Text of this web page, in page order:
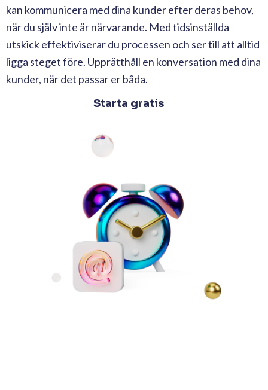
kan kommunicera med dina kunder efter deras behov,
när du själv inte är närvarande. Med tidsinställda
utskick effektiviserar du processen och ser till att alltid
ligga steget före. Upprätthåll en konversation med dina
kunder, när det passar er båda.
Starta gratis